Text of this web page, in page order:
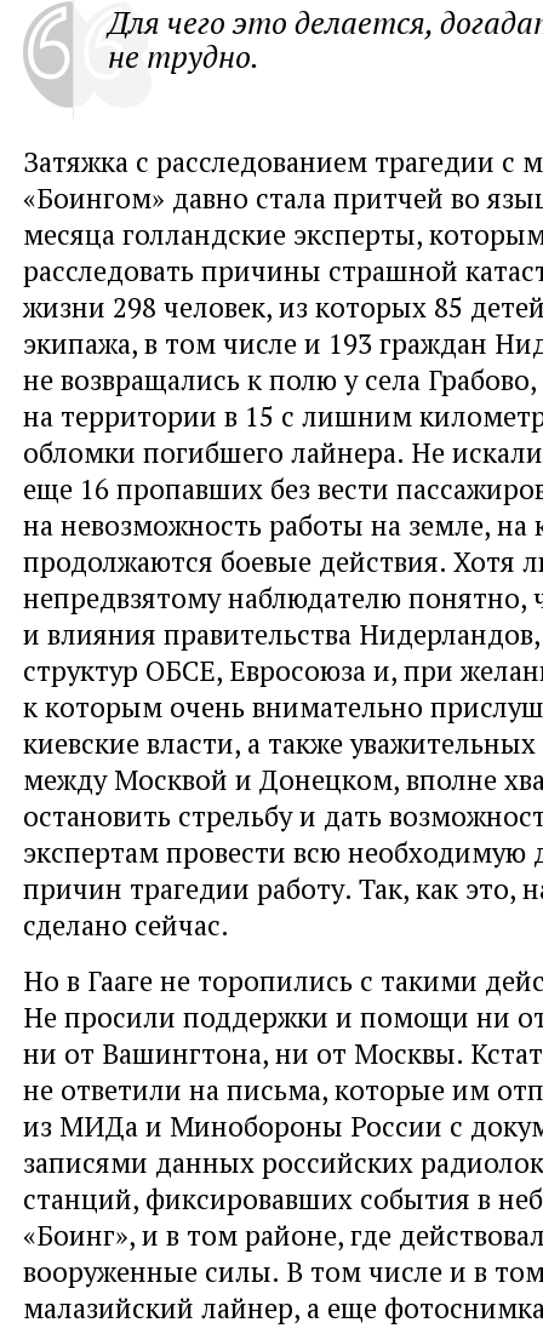
Для чего это делается,
не трудно.
Затяжка с расследованием трагедии с
«Боингом» давно стала притчей во
месяца голландские эксперты,
расследовать причины страшной
жизни 298 человек, из которых 85
экипажа, в том числе и 193 граждан
не возвращались к полю у села Грабово,
на территории в 15 с лишним
обломки погибшего лайнера. Не
еще 16 пропавших без вести
на невозможность работы на земле, на
продолжаются боевые действия. Хотя
непредвзятому наблюдателю понятно,
и влияния правительства
структур ОБСЕ, Евросоюза и, при
к которым очень внимательно
киевские власти, а также
между Москвой и Донецком, вполне
остановить стрельбу и дать
экспертам провести всю необходимую
причин трагедии работу. Так, как это,
сделано сейчас.
Но в Гааге не торопились с такими
Не просили поддержки и помощи ни
ни от Вашингтона, ни от Москвы.
не ответили на письма, которые им
из МИДа и Минобороны России с
записями данных российских
станций, фиксировавших события в
«Боинг», и в том районе, где
вооруженные силы. В том числе и в
малазийский лайнер, а еще